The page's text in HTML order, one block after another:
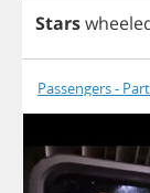
Stars
Passengers -